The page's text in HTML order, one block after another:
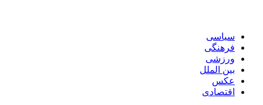
سیاسی
فرهنگی
ورزشی
بین الملل
عکس
اقتصادی